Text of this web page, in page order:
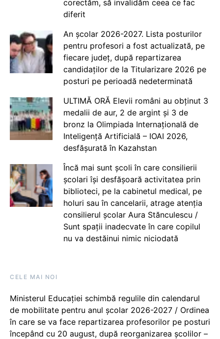
corectăm, să invalidăm ceea ce fac
diferit
An școlar 2026-2027. Lista posturilor
pentru profesori a fost actualizată, pe
fiecare județ, după repartizarea
candidaților de la Titularizare 2026 pe
posturi pe perioadă nedeterminată
ULTIMĂ ORĂ Elevii români au obținut 3
medalii de aur, 2 de argint și 3 de
bronz la Olimpiada Internațională de
Inteligență Artificială – IOAI 2026,
desfășurată în Kazahstan
Încă mai sunt școli în care consilierii
școlari își desfășoară activitatea prin
biblioteci, pe la cabinetul medical, pe
holuri sau în cancelarii, atrage atenția
consilierul școlar Aura Stănculescu /
Sunt spații inadecvate în care copilul
nu va destăinui nimic niciodată
CELE MAI NOI
Ministerul Educației schimbă regulile din calendarul
de mobilitate pentru anul școlar 2026-2027 / Ordinea
în care se va face repartizarea profesorilor pe posturi
începând cu 20 august, după reorganizarea școlilor –